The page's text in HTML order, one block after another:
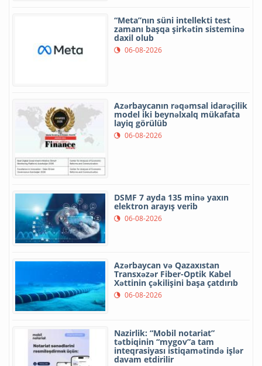
“Meta”nın süni intellekti test
zamanı başqa şirkətin sisteminə
daxil olub
06-08-2026
Azərbaycanın rəqəmsal idarəçilik
model iki beynəlxalq mükafata
layiq görülüb
06-08-2026
DSMF 7 ayda 135 minə yaxın
elektron arayış verib
06-08-2026
Azərbaycan və Qazaxıstan
Transxəzər Fiber-Optik Kabel
Xəttinin çəkilişini başa çatdırıb
06-08-2026
Nazirlik: “Mobil notariat”
tətbiqinin “mygov”a tam
inteqrasiyası istiqamətində işlər
davam etdirilir